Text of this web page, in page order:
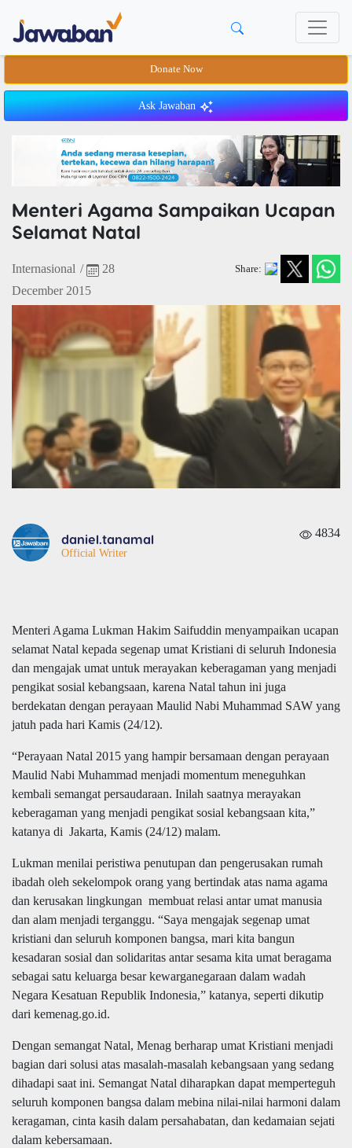
Donate Now
Ask Jawaban
Menteri Agama Sampaikan Ucapan
Selamat Natal
Internasional /
28
December 2015
Share:
daniel.tanamal
Official Writer
4834
Menteri Agama Lukman Hakim Saifuddin menyampaikan ucapan
selamat Natal kepada segenap umat Kristiani di seluruh Indonesia
dan mengajak umat untuk merayakan keberagaman yang menjadi
pengikat sosial kebangsaan, karena Natal tahun ini juga
berdekatan dengan perayaan Maulid Nabi Muhammad SAW yang
jatuh pada hari Kamis (24/12).
“Perayaan Natal 2015 yang hampir bersamaan dengan perayaan
Maulid Nabi Muhammad menjadi momentum meneguhkan
kembali semangat persaudaraan. Inilah saatnya merayakan
keberagaman yang menjadi pengikat sosial kebangsaan kita,”
katanya di Jakarta, Kamis (24/12) malam.
Lukman menilai peristiwa penutupan dan pengerusakan rumah
ibadah oleh sekelompok orang yang bertindak atas nama agama
dan kerusakan lingkungan membuat relasi antar umat manusia
dan alam menjadi terganggu. “Saya mengajak segenap umat
kristiani dan seluruh komponen bangsa, mari kita bangun
kesadaran sosial dan solidaritas antar sesama kita umat beragama
sebagai satu keluarga besar kewarganegaraan dalam wadah
Negara Kesatuan Republik Indonesia,” katanya, seperti dikutip
dari kemenag.go.id.
Dengan semangat Natal, Menag berharap umat Kristiani menjadi
bagian dari solusi atas masalah-masalah kebangsaan yang sedang
dihadapi saat ini. Semangat Natal diharapkan dapat memperteguh
seluruh komponen bangsa dalam mebina nilai-nilai harmoni dalam
keragaman, cinta kasih dalam persahabatan, dan kedamaian sejati
dalam kebersamaan.